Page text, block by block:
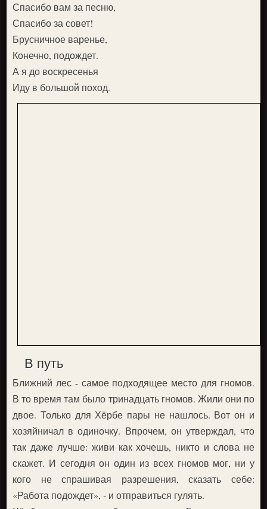
Спасибо вам за песню,
Спасибо за совет!
Брусничное варенье,
Конечно, подождет.
А я до воскресенья
Иду в большой поход.
В путь
Ближний лес - самое подходящее место для гномов.
В то время там было тринадцать гномов. Жили они по
двое. Только для Хёрбе пары не нашлось. Вот он и
хозяйничал в одиночку. Впрочем, он утверждал, что
так даже лучше: живи как хочешь, никто и слова не
скажет. И сегодня он один из всех гномов мог, ни у
кого не спрашивая разрешения, сказать себе:
«Работа подождет», - и отправиться гулять.